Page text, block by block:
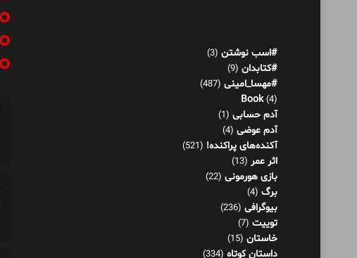
آکنده‌های پراکنده!
اثر عمر(13)
بازی هورمونی(22)
برگ(4)
بیوگرافی(236)
توییت(7)
خاستان(15)
داستان کوتاه
گفتم گفت(149)
موجه در جمع توجیه
نشانه های پنهان
دین شناسی
رازهای معبد آنا